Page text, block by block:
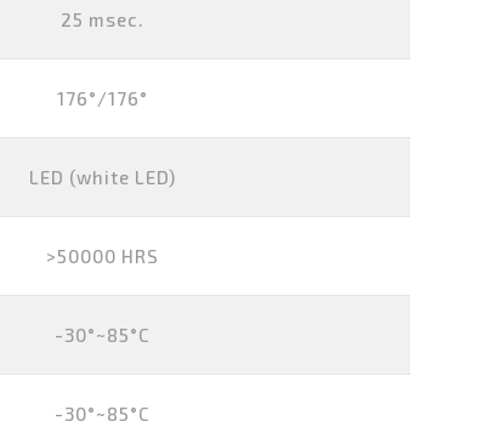
25 msec.
176°/176°
LED (white LED)
>50000 HRS
-30°~85°C
-30°~85°C